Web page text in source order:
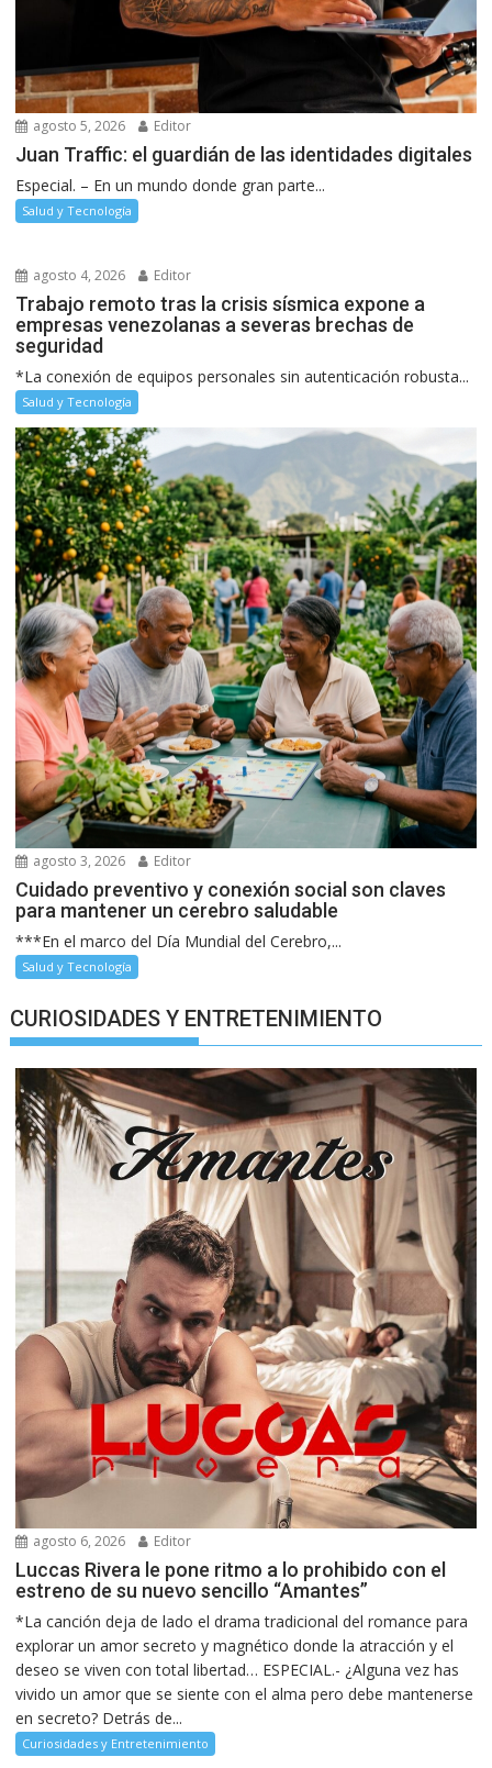
agosto 5, 2026 Editor
Juan Traffic: el guardián de las identidades digitales
Especial. – En un mundo donde gran parte...
Salud y Tecnología
agosto 4, 2026 Editor
Trabajo remoto tras la crisis sísmica expone a
empresas venezolanas a severas brechas de
seguridad
*La conexión de equipos personales sin autenticación robusta...
Salud y Tecnología
agosto 3, 2026 Editor
Cuidado preventivo y conexión social son claves
para mantener un cerebro saludable
***En el marco del Día Mundial del Cerebro,...
Salud y Tecnología
CURIOSIDADES Y ENTRETENIMIENTO
agosto 6, 2026 Editor
Luccas Rivera le pone ritmo a lo prohibido con el
estreno de su nuevo sencillo “Amantes”
*La canción deja de lado el drama tradicional del romance para
explorar un amor secreto y magnético donde la atracción y el
deseo se viven con total libertad… ESPECIAL.- ¿Alguna vez has
vivido un amor que se siente con el alma pero debe mantenerse
en secreto? Detrás de...
Curiosidades y Entretenimiento